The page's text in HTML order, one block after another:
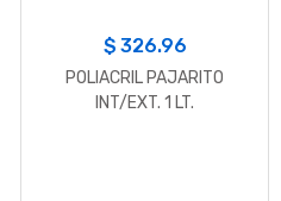
$326.96
POLIACRIL PAJARITO
INT/EXT. 1 LT.